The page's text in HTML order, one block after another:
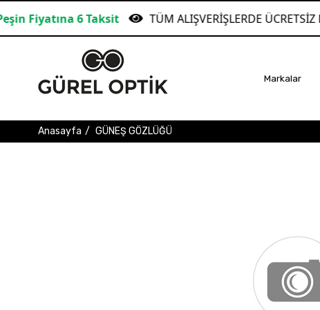
6 Taksit TÜM ALIŞVERİŞLERDE ÜCRETSİZ KARGO!
Markalar
Anasayfa GÜNEŞ GÖZLÜĞÜ